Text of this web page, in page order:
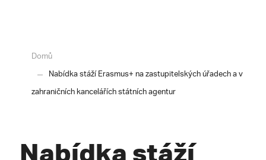
Domů
Nabídka stáží Erasmus+ na zastupitelských úřadech a v
zahraničních kancelářích státních agentur
Nabídka stáží